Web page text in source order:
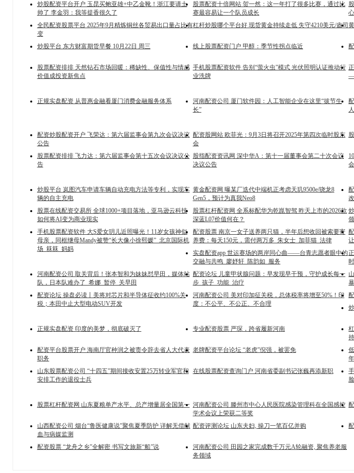
炒股配资平台开户 玉昆买鲍亚雄+中乙金靴！浙江要请土
帅了 李金羽：我等提香很久了
股票配资十倍网站 贺一然：这一年打了很多比赛，通过比
赛最容易让一个队员成长
全民配资股票平台 2025年9月精炼铜丝各贸易出口量占比有
变
杠杆炒股哪个平台好 现货黄金持续走低 失守4210美元/盎司
炒股平台 东方财富期货早餐 10月22日 周三
线上股票配资门户 甲醇：季节性拐点临近
股票配资排排 天然钻石市场回暖：稀缺性、保值性与情感
价值成投资新焦点
手机股票配资软件 告别“萤火虫”模式 光伏照明认证推动行
业洗牌
—
正规实盘配资 从普惠金融看厦门消费金融服务体系
河南配资公司 厦门软件园：人工智能企业在这里“拔节生
长”
人
配资炒股配资开户 飞荣达：第六届监事会第九次会议决议
公告
配资股网站 欧菲光：9月3日将召开2025年第四次临时股东
会
股票配资排排 飞力达：第六届监事会第十五次会议决议公
告
股指配资资讯网 深中华A：第十一届董事会第二十次会议
决议公告
炒股平台 岚图汽车申请车辆自动充电方法等专利，实现车
辆的自主充电
黄金配资网 曝某厂迭代中端机正考虑天玑9500e/骁龙8
Gen5，预计为真我Neo8
股票在线配资交易所 全球1000+项目落地，亚马逊云科技
如何将AI变为商业现实
股票杠杆配资网 全系标配华为乾崑智驾 昨天上市的2026款
深蓝L07价值何在？
手机股票配资软件 大S爱女玥儿近照曝光！11岁女孩神似
母亲，同框继母Mandy被赞“长大像小徐熙媛”_北京国际机
场_箖箖_妈妈
配资股票 南京一女子送养两只猫，半年后想收回被索要寄
养费：每天150元，需付两万多_朱女士_加菲猫_法律
实盘配资app 世运赛场的两岸同心曲——台青志愿者眼中的
交融与共鸣_廖妤轩_陈韵如_服务
河南配资公司 取关背后！张本智和为妹妹怼早田，媒体站
队，日本队难办了_希娜_暂停_关早田
配资论坛 儿童甲状腺问题：早发现早干预，守护成长每一
步_孩子_功能_治疗
配资论坛 操盘必读丨美将对芯片和半导体征收约100%关
税；本田中止大型电动SUV开发
河南配资公司 美对印加征关税，总体税率将增至50%！印
度：不公平、不公正、不合理
正规实盘配资 印度的美梦，彻底破灭了
专业配资股票 严琛，跨省履新河南
配资平台股票开户 海南厅官种润之被责令辞去省人大代表
职务
老牌配资平台论坛 “老虎”倪强，被罢免
山东股票配资公司 “十四五”期间接收安置25万转业军官和
安排工作的退役士兵
在线股票配资查询门户 河南省委副书记张巍再添新职
股票杠杆配资网 山东夏粮单产水平、总产增量居全国第一 河南配资公司 滕州市中心人民医院感染管理科在全国感控
学术会议上荣获二等奖
山西配资公司 烟台“鲁医健康说”聚焦夏季防护 详解无偿献
血与病媒监测
配资评测论坛 山东夫妇, 操刀一笔百亿并购
配资股票 “龙舟之乡”全解密 书写文旅新“船”说
河南配资公司 田园之家完成数千万元A轮融资, 聚焦养老服
务领域